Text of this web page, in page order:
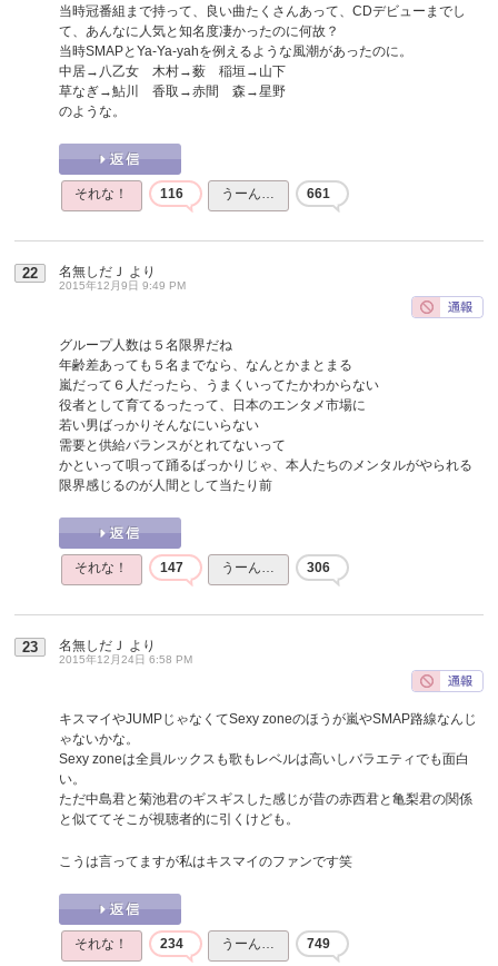
当時冠番組まで持って、良い曲たくさんあって、CDデビューまでし
て、あんなに人気と知名度凄かったのに何故？
当時SMAPとYa-Ya-yahを例えるような風潮があったのに。
中居→八乙女 木村→薮 稲垣→山下
草なぎ→鮎川 香取→赤間 森→星野
のような。
それな！ 116 うーん… 661
22 名無しだＪ より
2015年12月9日 9:49 PM
グループ人数は５名限界だね
年齢差あっても５名までなら、なんとかまとまる
嵐だって６人だったら、うまくいってたかわからない
役者として育てるったって、日本のエンタメ市場に
若い男ばっかりそんなにいらない
需要と供給バランスがとれてないって
かといって唄って踊るばっかりじゃ、本人たちのメンタルがやられる
限界感じるのが人間として当たり前
それな！ 147 うーん… 306
23 名無しだＪ より
2015年12月24日 6:58 PM
キスマイやJUMPじゃなくてSexy zoneのほうが嵐やSMAP路線なんじ
ゃないかな。
Sexy zoneは全員ルックスも歌もレベルは高いしバラエティでも面白
い。
ただ中島君と菊池君のギスギスした感じが昔の赤西君と亀梨君の関係
と似ててそこが視聴者的に引くけども。
こうは言ってますが私はキスマイのファンです笑
それな！ 234 うーん… 749